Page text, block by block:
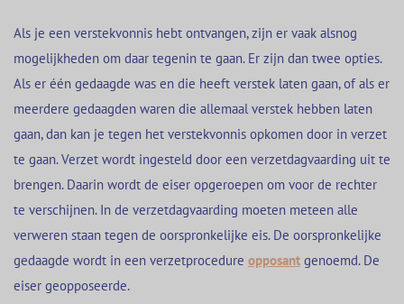
Als je een verstekvonnis hebt ontvangen, zijn er vaak alsnog
mogelijkheden om daar tegenin te gaan. Er zijn dan twee opties.
Als er één gedaagde was en die heeft verstek laten gaan, of als er
meerdere gedaagden waren die allemaal verstek hebben laten
gaan, dan kan je tegen het verstekvonnis opkomen door in verzet
te gaan. Verzet wordt ingesteld door een verzetdagvaarding uit te
brengen. Daarin wordt de eiser opgeroepen om voor de rechter
te verschijnen. In de verzetdagvaarding moeten meteen alle
verweren staan tegen de oorspronkelijke eis. De oorspronkelijke
gedaagde wordt in een verzetprocedure opposant genoemd. De
eiser geopposeerde.